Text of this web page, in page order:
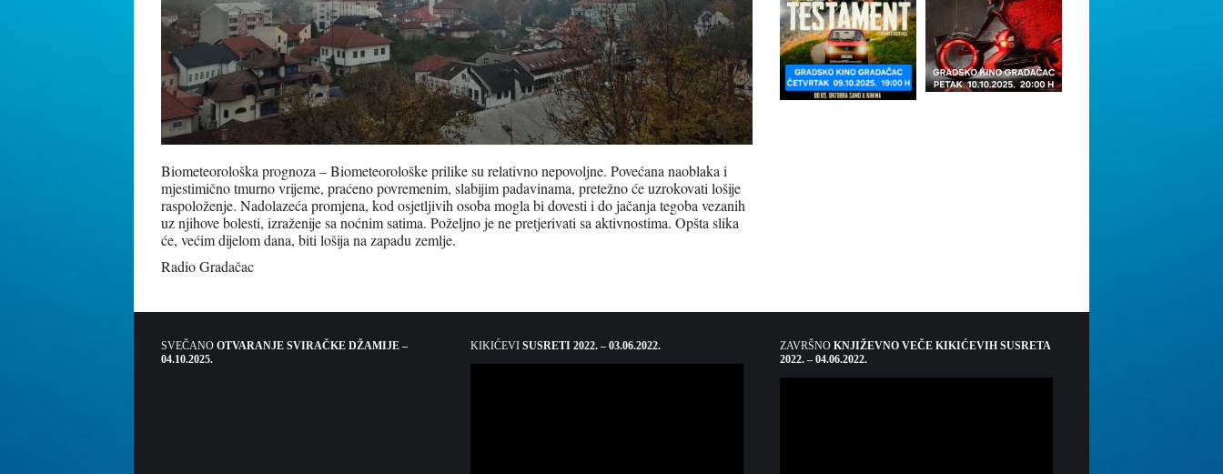
Biometeorološka prognoza – Biometeorološke prilike su relativno nepovoljne. Povećana naoblaka i
mjestimično tmurno vrijeme, praćeno povremenim, slabijim padavinama, pretežno će uzrokovati lošije
raspoloženje. Nadolazeća promjena, kod osjetljivih osoba mogla bi dovesti i do jačanja tegoba vezanih
uz njihove bolesti, izraženije sa noćnim satima. Poželjno je ne pretjerivati sa aktivnostima. Opšta slika
će, većim dijelom dana, biti lošija na zapadu zemlje.
Radio Gradačac
SVEČANO OTVARANJE SVIRAČKE DŽAMIJE –
04.10.2025.
KIKIĆEVI SUSRETI 2022. – 03.06.2022. ZAVRŠNO KNJIŽEVNO VEČE KIKIĆEVIH SUSRETA
2022. – 04.06.2022.